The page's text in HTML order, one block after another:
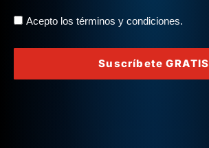
Acepto los términos y condiciones.
Suscríbete GRATIS